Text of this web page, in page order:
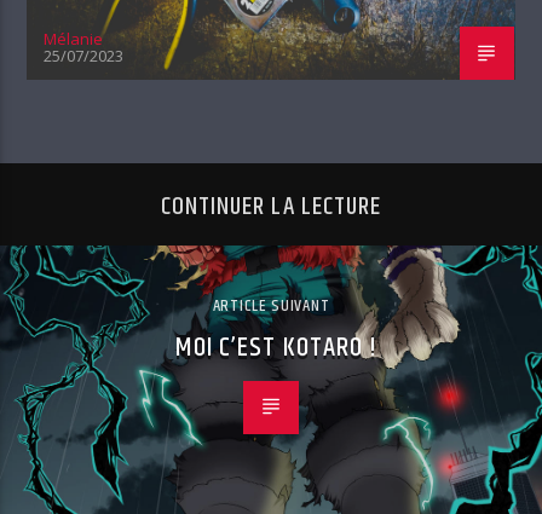
Mélanie
25/07/2023
CONTINUER LA LECTURE
ARTICLE SUIVANT
MOI C’EST KOTARO !